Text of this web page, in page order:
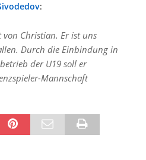
:
Christian. Er ist uns
Durch die Einbindung in
der U19 soll er
Mannschaft